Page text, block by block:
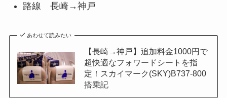
路線 長崎→神戸
あわせて読みたい
【長崎→神戸】追加料金1000円で
超快適なフォワードシートを指
定！スカイマーク(SKY)B737-800
搭乗記